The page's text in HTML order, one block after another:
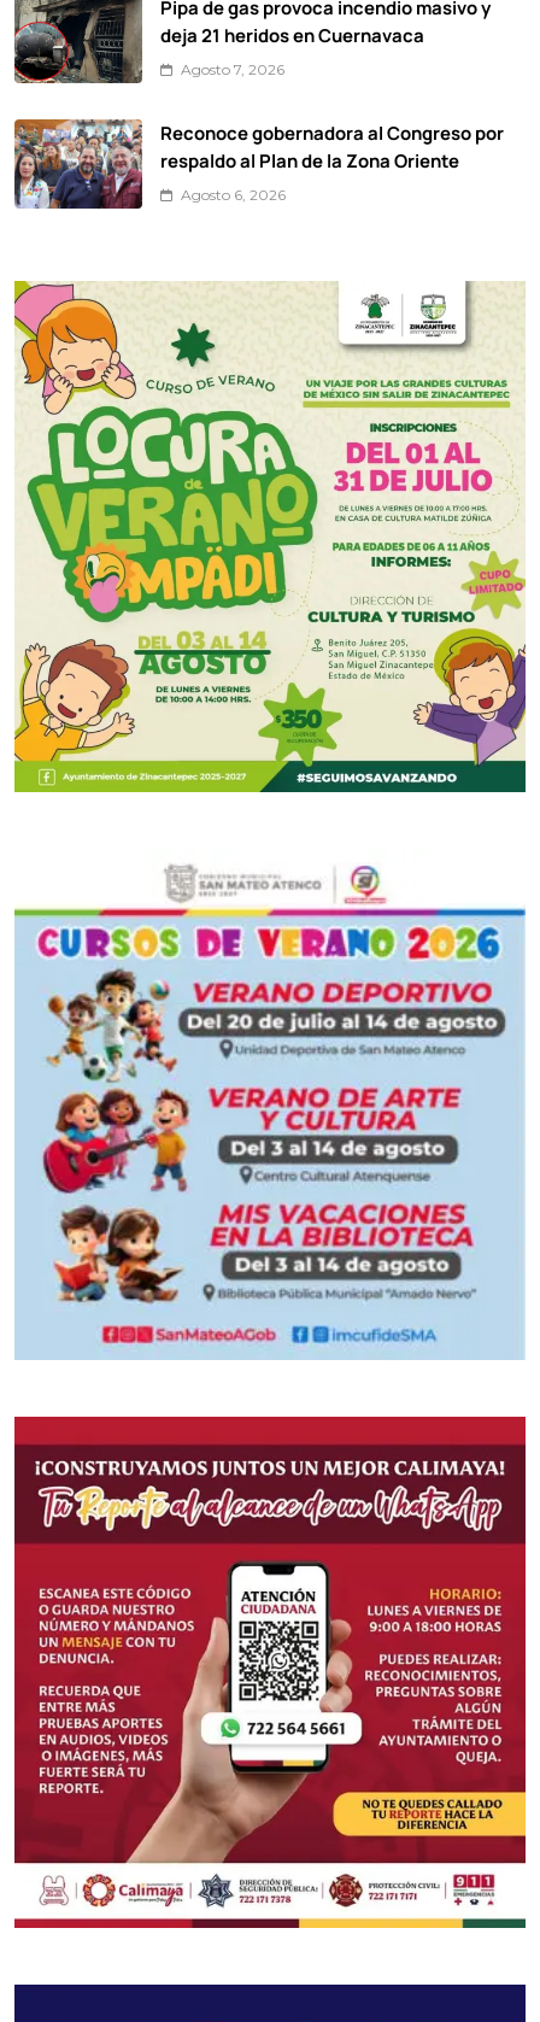
Pipa de gas provoca incendio masivo y
deja 21 heridos en Cuernavaca
Agosto 7, 2026
Reconoce gobernadora al Congreso por
respaldo al Plan de la Zona Oriente
Agosto 6, 2026